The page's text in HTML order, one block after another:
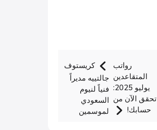
كريستوف
جالتييه مديراً
فنياً لنيوم
السعودي
لموسمين
رواتب
المتقاعدين
يوليو 2025:
تحقق الآن من
حسابك!